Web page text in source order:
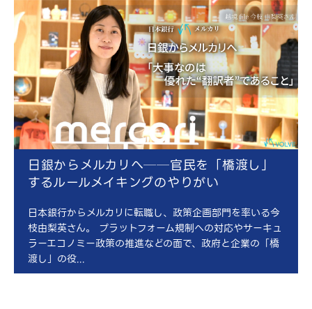
日銀からメルカリへ──官民を「橋渡し」
するルールメイキングのやりがい
日本銀行からメルカリに転職し、政策企画部門を率いる今
枝由梨英さん。 プラットフォーム規制への対応やサーキュ
ラーエコノミー政策の推進などの面で、政府と企業の「橋
渡し」の役...